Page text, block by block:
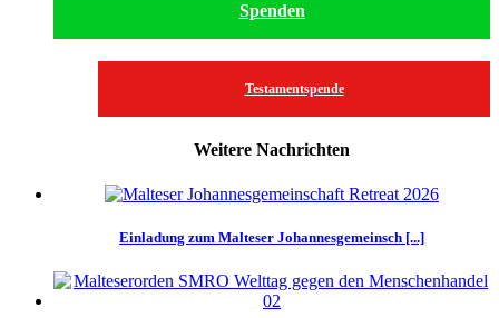
Spenden
Testamentspende
Weitere Nachrichten
Einladung zum Malteser Johannesgemeinsch [...]